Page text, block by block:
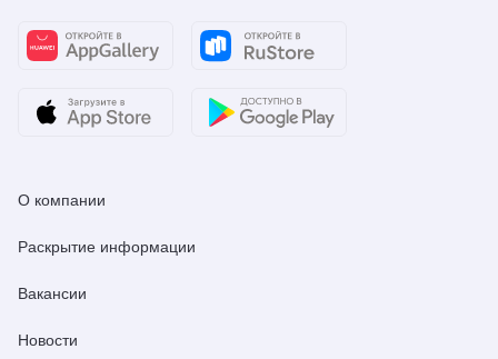
О компании
Раскрытие информации
Вакансии
Новости